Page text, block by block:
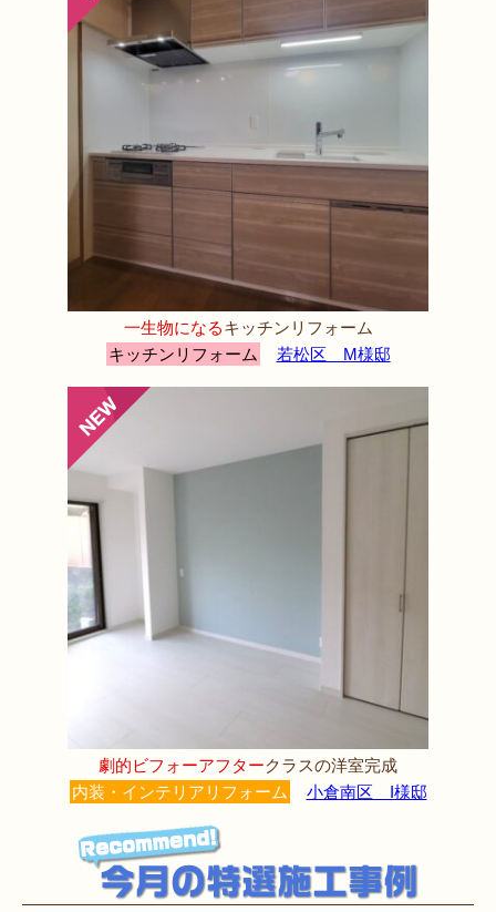
一生物になるキッチンリフォーム
キッチンリフォーム
若松区 M様邸
劇的ビフォーアフタークラスの洋室完成
内装・インテリアリフォーム
小倉南区 I様邸